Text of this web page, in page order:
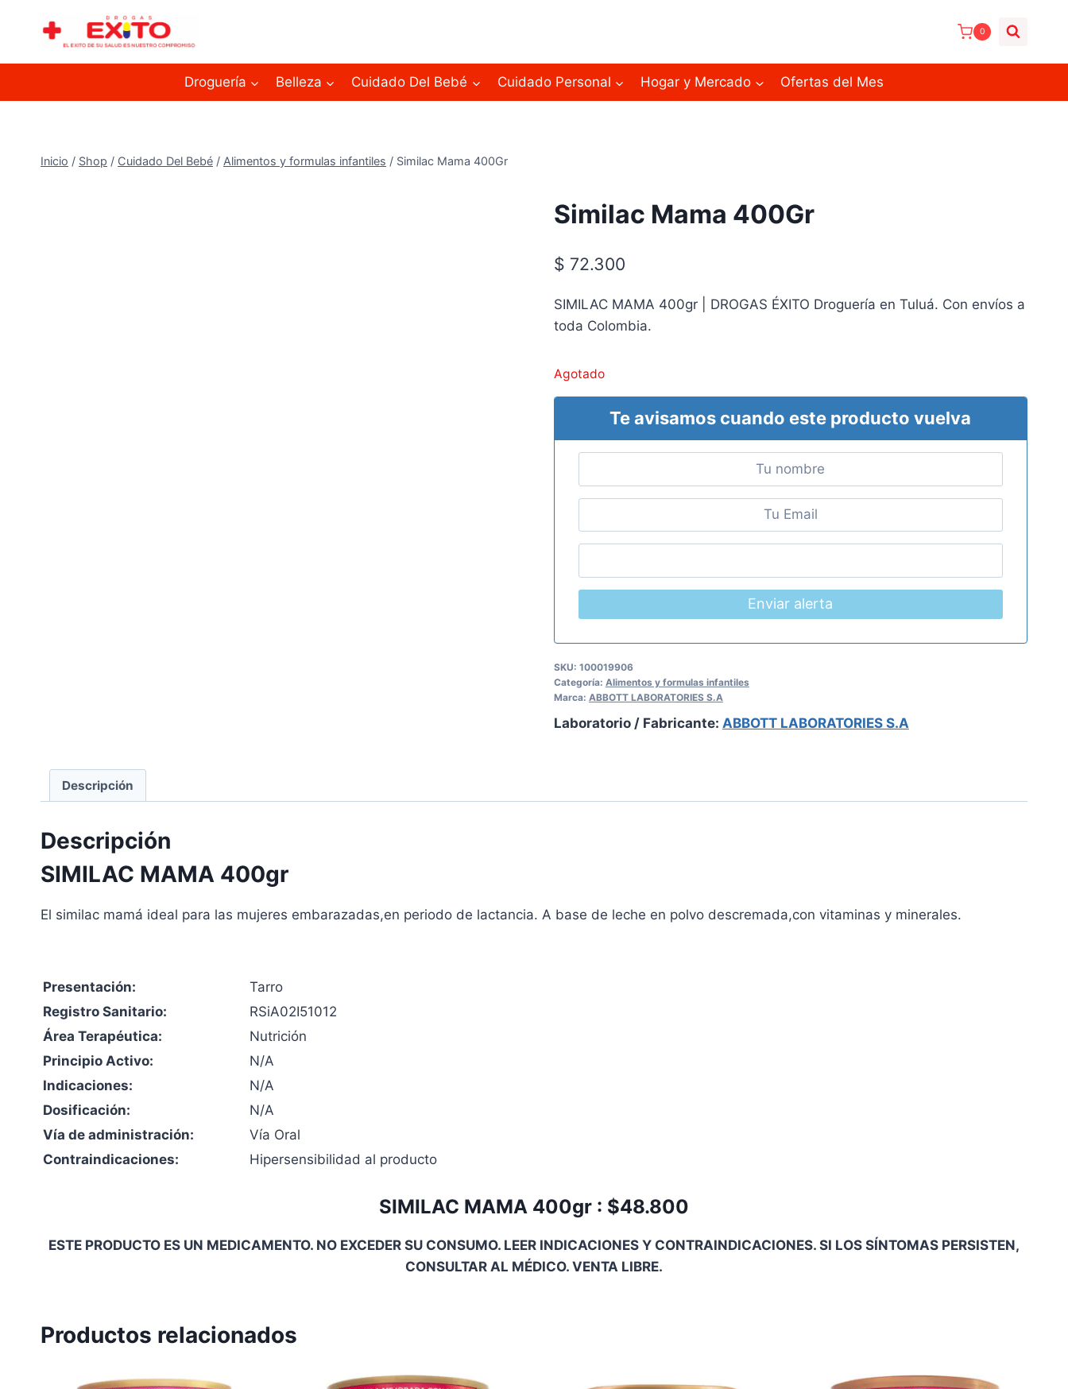
0
Droguería Belleza Cuidado Del Bebé Cuidado Personal Hogar y Mercado Ofertas del Mes
Inicio / Shop / Cuidado Del Bebé / Alimentos y formulas infantiles / Similac Mama 400Gr
Similac Mama 400Gr
$ 72.300
SIMILAC MAMA 400gr | DROGAS ÉXITO Droguería en Tuluá. Con envíos a
toda Colombia.
Agotado
Te avisamos cuando este producto vuelva
Enviar alerta
SKU: 100019906
Categoría: Alimentos y formulas infantiles
Marca: ABBOTT LABORATORIES S.A
Laboratorio / Fabricante: ABBOTT LABORATORIES S.A
Descripción
Descripción
SIMILAC MAMA 400gr
El similac mamá ideal para las mujeres embarazadas,en periodo de lactancia. A base de leche en polvo descremada,con vitaminas y minerales.
Presentación:
Tarro
Registro Sanitario:
RSiA02I51012
Área Terapéutica:
Nutrición
Principio Activo:
N/A
Indicaciones:
N/A
Dosificación:
N/A
Vía de administración:
Vía Oral
Contraindicaciones:
Hipersensibilidad al producto
SIMILAC MAMA 400gr : $48.800
ESTE PRODUCTO ES UN MEDICAMENTO. NO EXCEDER SU CONSUMO. LEER INDICACIONES Y CONTRAINDICACIONES. SI LOS SÍNTOMAS PERSISTEN,
CONSULTAR AL MÉDICO. VENTA LIBRE.
Productos relacionados